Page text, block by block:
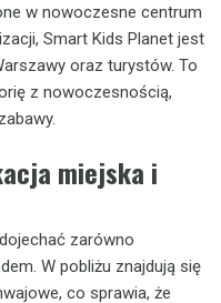
w nowoczesne centrum
Smart Kids Planet jest
oraz turystów. To
z nowoczesnością,
miejska i
zarówno
W pobliżu znajdują się
co sprawia, że